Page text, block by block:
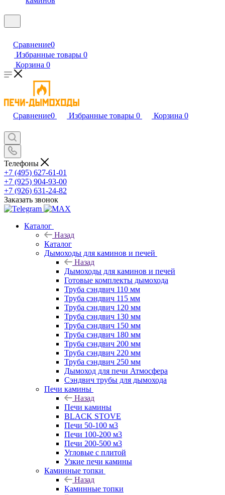
Сравнение0
Избранные товары 0
Корзина 0
Сравнение0 Избранные товары 0 Корзина 0
Телефоны
+7 (495) 627-61-01
+7 (925) 904-93-00
+7 (926) 631-24-82
Заказать звонок
Каталог
Назад
Каталог
Дымоходы для каминов и печей
Назад
Дымоходы для каминов и печей
Готовые комплекты дымохода
Труба сэндвич 110 мм
Труба сэндвич 115 мм
Труба сэндвич 120 мм
Труба сэндвич 130 мм
Труба сэндвич 150 мм
Труба сэндвич 180 мм
Труба сэндвич 200 мм
Труба сэндвич 220 мм
Труба сэндвич 250 мм
Дымоход для печи Атмосфера
Сэндвич трубы для дымохода
Печи камины
Назад
Печи камины
BLACK STOVE
Печи 50-100 м3
Печи 100-200 м3
Печи 200-500 м3
Угловые с плитой
Узкие печи камины
Каминные топки
Назад
Каминные топки